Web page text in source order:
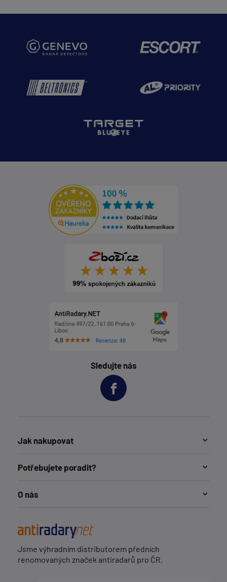
Sledujte nás
Jak nakupovat
Potřebujete poradit?
O nás
Jsme výhradním distributorem předních
renomovaných značek antiradarů pro ČR.